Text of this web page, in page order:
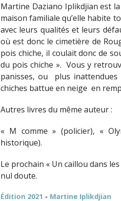
Martine Daziano Iplikdjian est
maison familiale qu’elle habite
avec leurs qualités et leurs
où est donc le cimetière de
pois chiche, il coulait donc de
du pois chiche ». Vous y
panisses, ou plus inattendues
chiches battue en neige en
Autres livres du même auteur :
« M comme » (policier), «
historique).
Le prochain « Un caillou dans
nul doute.
Édition 2021 - Martine Iplikdjian